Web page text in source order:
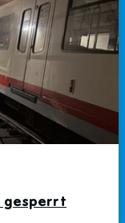
gesperrt